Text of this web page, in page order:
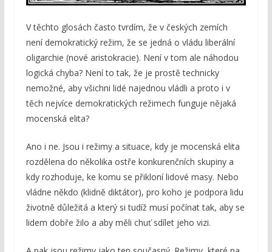
V těchto glosách často tvrdím, že v českých zemích
není demokratický režim, že se jedná o vládu liberální
oligarchie (nové aristokracie). Není v tom ale náhodou
logická chyba? Není to tak, že je prostě technicky
nemožné, aby všichni lidé najednou vládli a proto i v
těch nejvíce demokratických režimech funguje nějaká
mocenská elita?
Ano i ne. Jsou i režimy a situace, kdy je mocenská elita
rozdělena do několika ostře konkurenčních skupiny a
kdy rozhoduje, ke komu se přikloní lidové masy. Nebo
vládne někdo (klidně diktátor), pro koho je podpora lidu
životně důležitá a který si tudíž musí počínat tak, aby se
lidem dobře žilo a aby měli chuť sdílet jeho vizi.